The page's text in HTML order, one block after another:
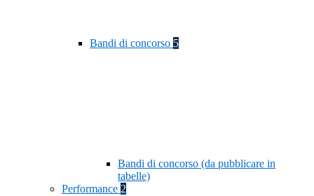
Bandi di concorso 5
Bandi di concorso (da pubblicare in
tabelle)
Performance 2